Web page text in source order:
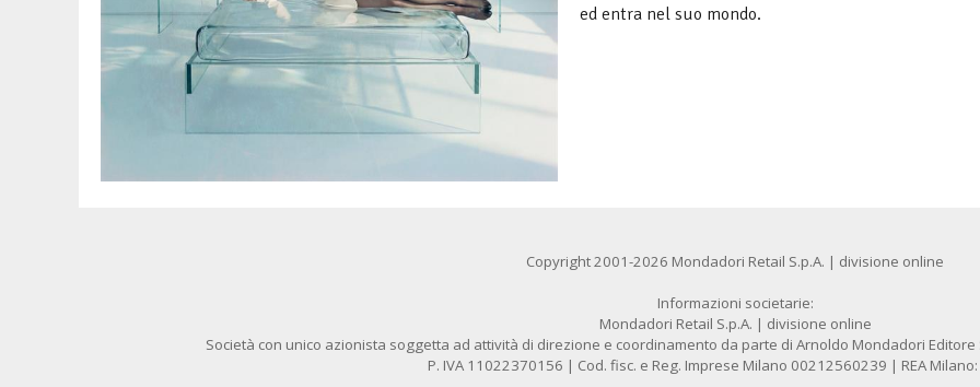
ed entra nel suo mondo.
Copyright 2001-2026 Mondadori Retail S.p.A. | divisione online
Informazioni societarie:
Mondadori Retail S.p.A. | divisione online
Società con unico azionista soggetta ad attività di direzione e coordinamento da parte di Arnoldo Mondadori Editore
P. IVA 11022370156 | Cod. fisc. e Reg. Imprese Milano 00212560239 | REA